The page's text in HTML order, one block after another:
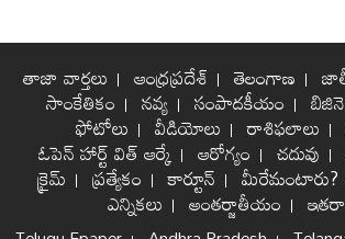
తాజా వార్తలు ఆంధ్రప్రదేశ్ తెలంగాణ
సాంకేతికం నవ్య సంపాదకీయం
ఫోటోలు వీడియోలు రాశిఫలాలు
ఓపెన్ హార్ట్ విత్ ఆర్కే ఆరోగ్యం చదువు
క్రైమ్ ప్రత్యేకం కార్టూన్ మీరేమంటారు?
ఎన్నికలు అంతర్జాతీయం